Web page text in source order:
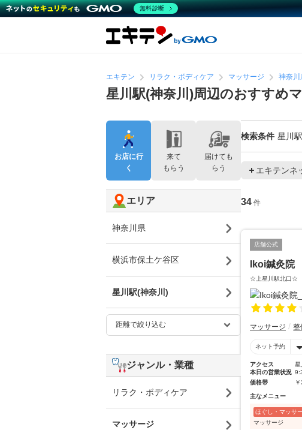
エキテン リラク・ボディケア マッサージ 神奈川
星川駅(神奈川)周辺のおすすめ
検索条件 星川
エキテンネ
34 件
店舗公式
Ikoi鍼灸院
☆上星川駅北口☆
マッサージ 整
ネット予約
アクセス
星
本日の営業状況
価格帯
主なメニュー
ほぐし・マッサ
マッサージ
お店に行
く
来て
もらう
届けても
らう
エリア
神奈川県
横浜市保土ケ谷区
星川駅(神奈川)
ジャンル・業種
リラク・ボディケア
マッサージ
無料診断